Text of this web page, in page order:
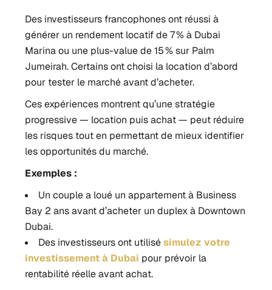
Des investisseurs francophones ont réussi à
générer un rendement locatif de 7 % à Dubai
Marina ou une plus-value de 15 % sur Palm
Jumeirah. Certains ont choisi la location d’abord
pour tester le marché avant d’acheter.
Ces expériences montrent qu’une stratégie
progressive — location puis achat — peut réduire
les risques tout en permettant de mieux identifier
les opportunités du marché.
Exemples :
Un couple a loué un appartement à Business
Bay 2 ans avant d’acheter un duplex à Downtown
Dubai.
Des investisseurs ont utilisé simulez votre
investissement à Dubai pour prévoir la
rentabilité réelle avant achat.